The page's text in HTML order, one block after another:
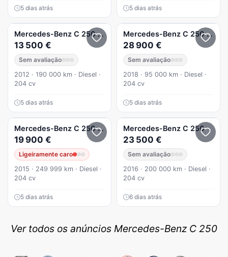
5 dias atrás 5 dias atrás
Mercedes-Benz C 250 CDi Avantgarde BlueEfficiency Aut.
13 500 €
Sem avaliação
2012 · 190 000 km · Diesel ·
204 cv
5 dias atrás
Mercedes-Benz C 250 d
28 900 €
Sem avaliação
2018 · 95 000 km · Diesel ·
204 cv
5 dias atrás
Mercedes-Benz C 250 d Aut.
19 900 €
Ligeiramente caro
2015 · 249 999 km · Diesel ·
204 cv
5 dias atrás
Mercedes-Benz C 250
23 500 €
Sem avaliação
2016 · 200 000 km · Diesel ·
204 cv
6 dias atrás
Ver todos os anúncios Mercedes-Benz C 250